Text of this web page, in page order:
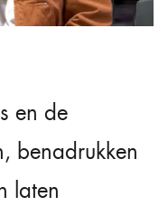
en de
benadrukken
laten